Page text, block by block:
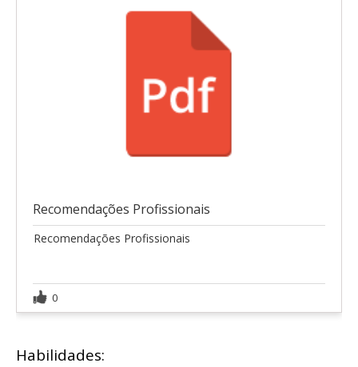
Recomendações Profissionais
Recomendações Profissionais
0
Habilidades: